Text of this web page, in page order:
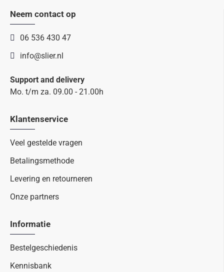
Neem contact op
06 536 430 47
info@slier.nl
Support and delivery
Mo. t/m za. 09.00 - 21.00h
Klantenservice
Veel gestelde vragen
Betalingsmethode
Levering en retourneren
Onze partners
Informatie
Bestelgeschiedenis
Kennisbank